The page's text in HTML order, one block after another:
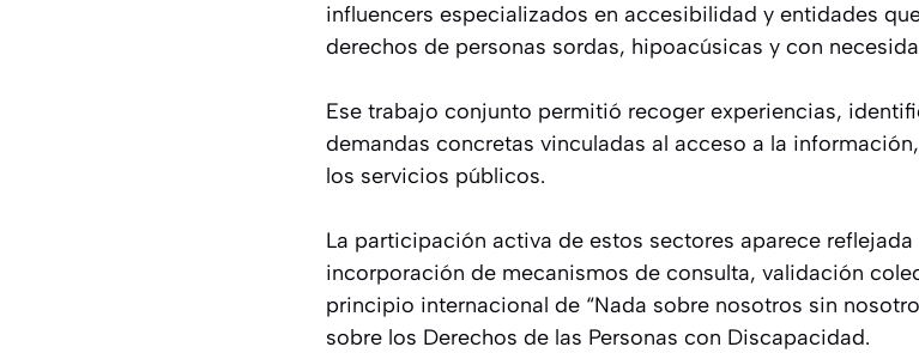
influencers especializados en accesibilidad y entidades
derechos de personas sordas, hipoacúsicas y con
Ese trabajo conjunto permitió recoger experiencias,
demandas concretas vinculadas al acceso a la
los servicios públicos.
La participación activa de estos sectores aparece
incorporación de mecanismos de consulta, validación
principio internacional de “Nada sobre nosotros sin
sobre los Derechos de las Personas con Discapacidad.